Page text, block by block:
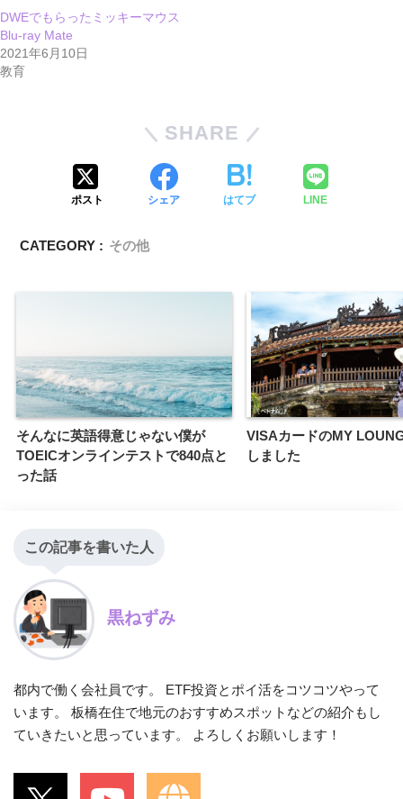
DWEでもらったミッキーマウス
Blu-ray Mate
2021年6月10日
教育
SHARE
ポスト シェア はてブ LINE
CATEGORY : その他
そんなに英語得意じゃない僕が
TOEICオンラインテストで840点と
った話
VISAカードのMY
しました
この記事を書いた人
黒ねずみ
都内で働く会社員です。 ETF投資とポイ活をコツコツやって
います。 板橋在住で地元のおすすめスポットなどの紹介もし
ていきたいと思っています。 よろしくお願いします！